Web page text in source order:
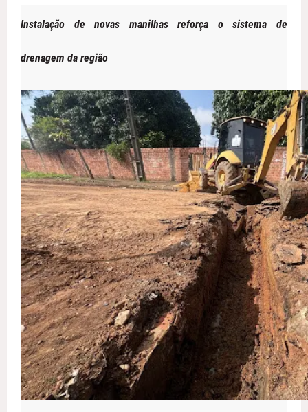
Instalação de novas manilhas reforça o sistema de
drenagem da região